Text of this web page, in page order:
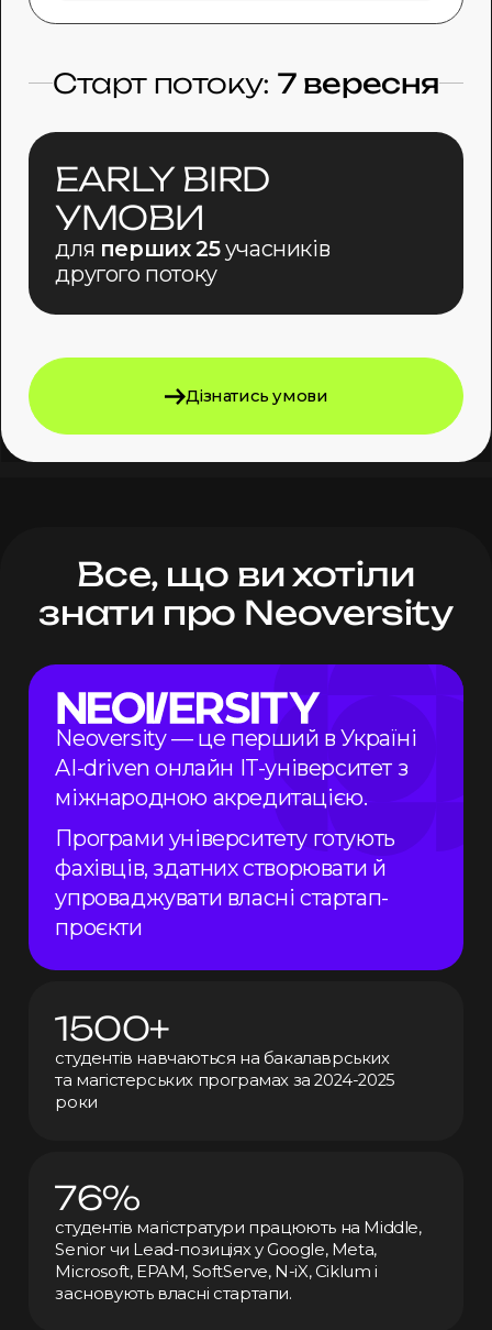
Старт потоку: 7 вересня
EARLY BIRD
УМОВИ
для перших 25учасників
другого потоку
Дізнатись умови
Все, що ви хотіли
знати про Neoversity
Neoversity — це перший в Україні
AI-driven онлайн IT-університет з
міжнародною акредитацією.
Програми університету готують
фахівців, здатних створювати й
упроваджувати власні стартап-
проєкти
1500+
студентів навчаються на бакалаврських
та магістерських програмах за 2024-2025
роки
76%
студентів магістратури працюють на Middle,
Senior чи Lead-позиціяху Google, Meta,
Microsoft, EPAM, SoftServe, N-iX, Ciklum і
засновують власні стартапи.